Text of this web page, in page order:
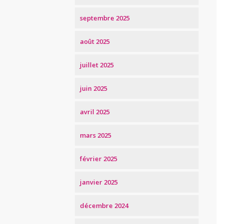
septembre 2025
août 2025
juillet 2025
juin 2025
avril 2025
mars 2025
février 2025
janvier 2025
décembre 2024